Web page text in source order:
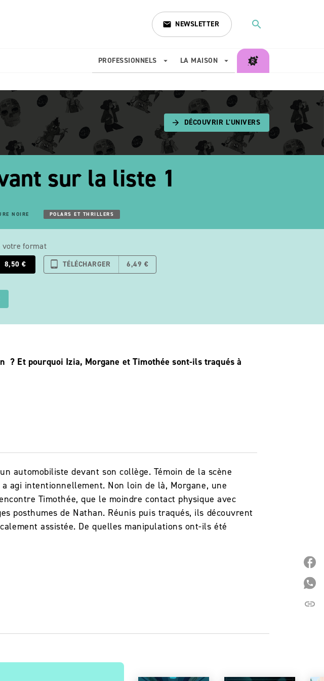
email NEWSLETTER search
PROFESSIONNELS arrow_drop_down LA MAISON arrow_drop_down
search
arrow_forward DÉCOUVRIR L'UNIVERS
sur la liste 1
NOIRE POLARS ET THRILLERS
votre format
8,50 € tablet_android TÉLÉCHARGER 6,49 €
? Et pourquoi Izia, Morgane et Timothée sont-ils traqués à
automobiliste devant son collège. Témoin de la scène
agi intentionnellement. Non loin de là, Morgane, une
Timothée, que le moindre contact physique avec
posthumes de Nathan. Réunis puis traqués, ils découvrent
assistée. De quelles manipulations ont-ils été
link